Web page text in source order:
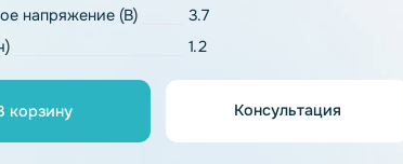
Тип химии
Емкость (Ач) 1.2